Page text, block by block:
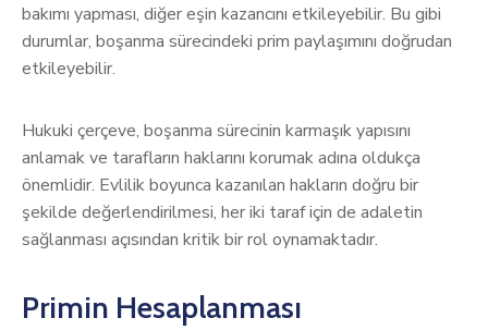
bakımı yapması, diğer eşin kazancını etkileyebilir. Bu gibi
durumlar, boşanma sürecindeki prim paylaşımını doğrudan
etkileyebilir.
Hukuki çerçeve, boşanma sürecinin karmaşık yapısını
anlamak ve tarafların haklarını korumak adına oldukça
önemlidir. Evlilik boyunca kazanılan hakların doğru bir
şekilde değerlendirilmesi, her iki taraf için de adaletin
sağlanması açısından kritik bir rol oynamaktadır.
Primin Hesaplanması